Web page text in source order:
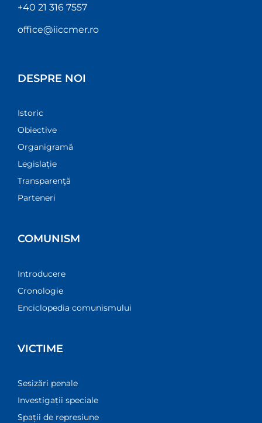
+40 21 316 7557
office@iiccmer.ro
DESPRE NOI
Istoric
Obiective
Organigramă
Legislație
Transparenţă
Parteneri
COMUNISM
Introducere
Cronologie
Enciclopedia comunismului
VICTIME
Sesizări penale
Investigații speciale
Spații de represiune